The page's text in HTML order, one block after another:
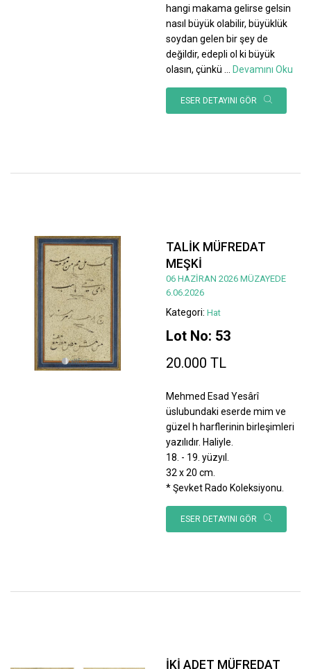
hangi makama gelirse gelsin
nasıl büyük olabilir, büyüklük
soydan gelen bir şey de
değildir, edepli ol ki büyük
olasın, çünkü ... Devamını Oku
ESER DETAYINI GÖR
TALİK MÜFREDAT
MEŞKİ
06 HAZİRAN 2026 MÜZAYEDE
6.06.2026
Kategori: Hat
Lot No: 53
20.000 TL
Mehmed Esad Yesârî
üslubundaki eserde mim ve
güzel h harflerinin birleşimleri
yazılıdır. Haliyle.
18. - 19. yüzyıl.
32 x 20 cm.
* Şevket Rado Koleksiyonu.
ESER DETAYINI GÖR
İKİ ADET MÜFREDAT